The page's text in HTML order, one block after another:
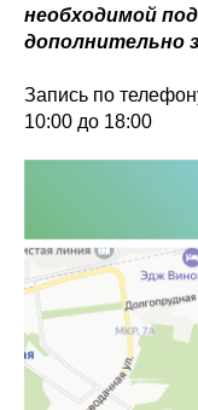
необходимой
дополнительно
Запись по
10:00 до 18:00